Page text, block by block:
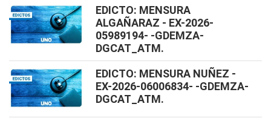
EDICTO: MENSURA
ALGAÑARAZ - EX-2026-
05989194- -GDEMZA-
DGCAT_ATM.
EDICTO: MENSURA NUÑEZ -
EX-2026-06006834- -GDEMZA-
DGCAT_ATM.